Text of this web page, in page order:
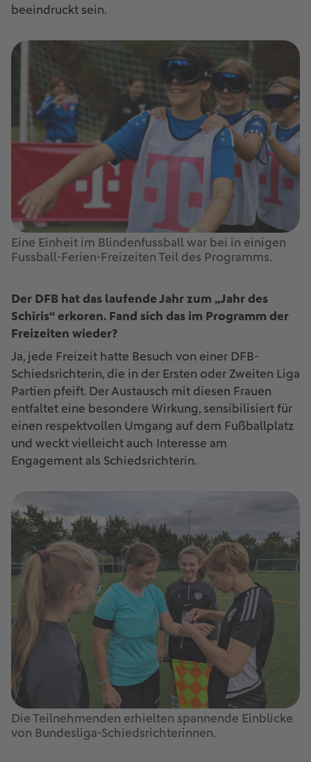
beeindruckt sein.
Eine Einheit im Blindenfussball war bei in einigen
Fussball-Ferien-Freizeiten Teil des Programms.
Der DFB hat das laufende Jahr zum „Jahr des
Schiris“ erkoren. Fand sich das im Programm der
Freizeiten wieder?
Ja, jede Freizeit hatte Besuch von einer DFB-
Schiedsrichterin, die in der Ersten oder Zweiten Liga
Partien pfeift. Der Austausch mit diesen Frauen
entfaltet eine besondere Wirkung, sensibilisiert für
einen respektvollen Umgang auf dem Fußballplatz
und weckt vielleicht auch Interesse am
Engagement als Schiedsrichterin.
Die Teilnehmenden erhielten spannende Einblicke
von Bundesliga-Schiedsrichterinnen.